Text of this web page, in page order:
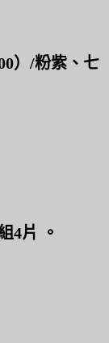
）/粉紫、七
4片 。